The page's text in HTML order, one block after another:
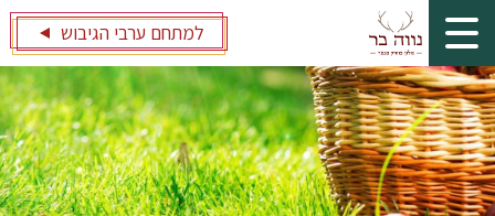
למתחם ערבי הגיבוש